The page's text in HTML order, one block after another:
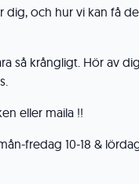
dig, och hur vi kan få
så krångligt. Hör av
eller maila !!
fredag 10-18 &